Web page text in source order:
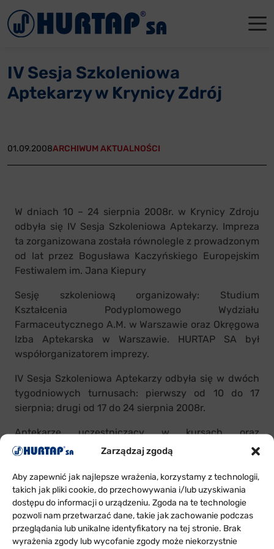
Zarządzaj zgodą
Aby zapewnić jak najlepsze wrażenia, korzystamy z technologii,
takich jak pliki cookie, do przechowywania i/lub uzyskiwania
dostępu do informacji o urządzeniu. Zgoda na te technologie
pozwoli nam przetwarzać dane, takie jak zachowanie podczas
przeglądania lub unikalne identyfikatory na tej stronie. Brak
wyrażenia zgody lub wycofanie zgody może niekorzystnie
IV Sesja Szkoleniowa
Aptekarzy w Krynicy Zdrój
01.09.2008ARCHIWUM AKTUALNOŚCI
W dniach 10 – 24 sierpnia 2008r. w Krynicy Zdroju
odbyła się IV Sesja Szkoleniowa Aptekarzy. Impreza
ta zorganizowana została równolegle z prowadzonym
od lat przez Bogusława Kaczyńskiego Europejskim
Festiwalem im. Jana Kiepury
Sesję szkoleniową organizowały: Studium
Kształcenia Podyplomowego Wydziału
Farmaceutycznego A.M. w Warszawie oraz Okręgowa
Izba Aptekarska w Warszawie. HURTAP SA był
współorganizatorem imprezy.
IV Sesja Szkoleniowa Aptekarzy odbyła się w dwóch
tygodniowych turnusach: pierwszy od 10 do 17
sierpnia; drugi od 17 do 24 sierpnia 2008r.
Aptekarze uczestniczący w kursach oraz
posiedzeniach naukowo-szkoleniowych mieli
w każdym z turnusów. Oprócz szkoleń i wykładów
uczestnicy spędzali czas na organizowanych przez
festiwal im. Jana Kiepury koncertach i spektaklach.
Menu
Aktualności
Reklamacje
Kontakt